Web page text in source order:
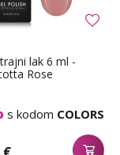
lak 6 ml -
Rose
s kodom COLORS